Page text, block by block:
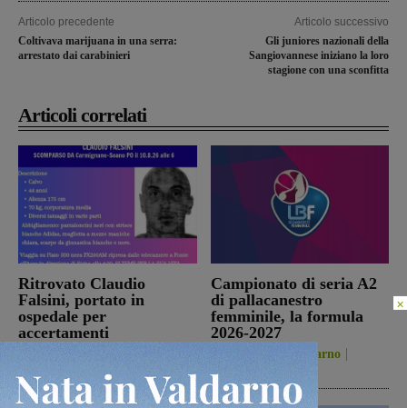
Articolo precedente
Coltivava marijuana in una serra:
arrestato dai carabinieri
Articolo successivo
Gli juniores nazionali della
Sangiovannese iniziano la loro
stagione con una sconfitta
Articoli correlati
Ritrovato Claudio
Falsini, portato in
ospedale per
accertamenti
Campionato di seria A2
di pallacanestro
femminile, la formula
2026-2027
San Giovanni Valdarno
×